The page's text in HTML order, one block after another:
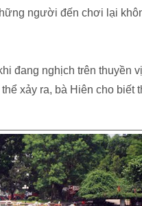
người đến chơi lại
đang nghịch trên thuyền
xảy ra, bà Hiên cho biết